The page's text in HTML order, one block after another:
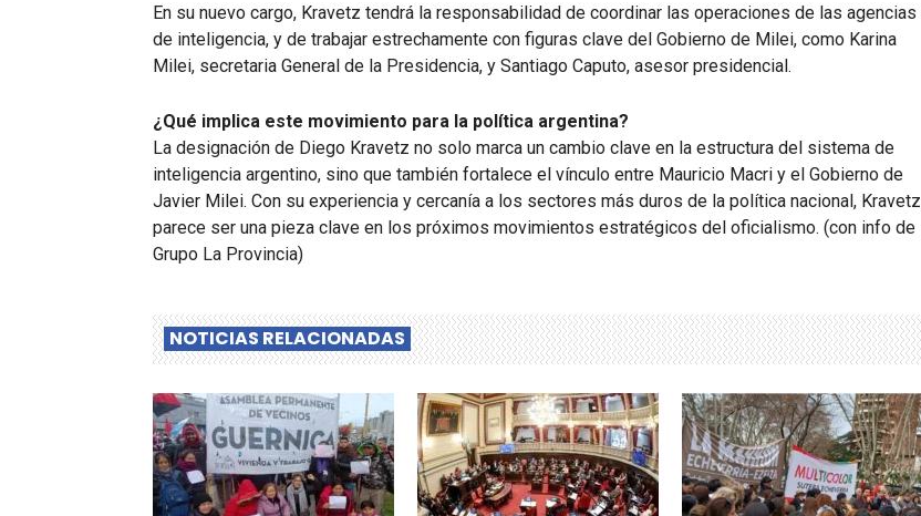
En su nuevo cargo, Kravetz tendrá la responsabilidad de coordinar las operaciones de las agencias
de inteligencia, y de trabajar estrechamente con figuras clave del Gobierno de Milei, como Karina
Milei, secretaria General de la Presidencia, y Santiago Caputo, asesor presidencial.
¿Qué implica este movimiento para la política argentina?
La designación de Diego Kravetz no solo marca un cambio clave en la estructura del sistema de
inteligencia argentino, sino que también fortalece el vínculo entre Mauricio Macri y el Gobierno de
Javier Milei. Con su experiencia y cercanía a los sectores más duros de la política nacional, Kravetz
parece ser una pieza clave en los próximos movimientos estratégicos del oficialismo. (con info de
Grupo La Provincia)
NOTICIAS RELACIONADAS